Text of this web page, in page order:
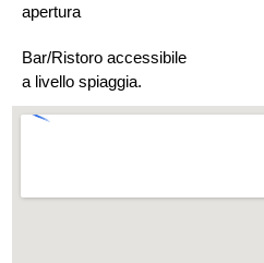
apertura
Bar/Ristoro accessibile
a livello spiaggia.